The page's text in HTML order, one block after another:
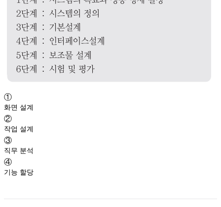
①
화면 설계
②
작업 설계
③
직무 분석
④
기능 할당